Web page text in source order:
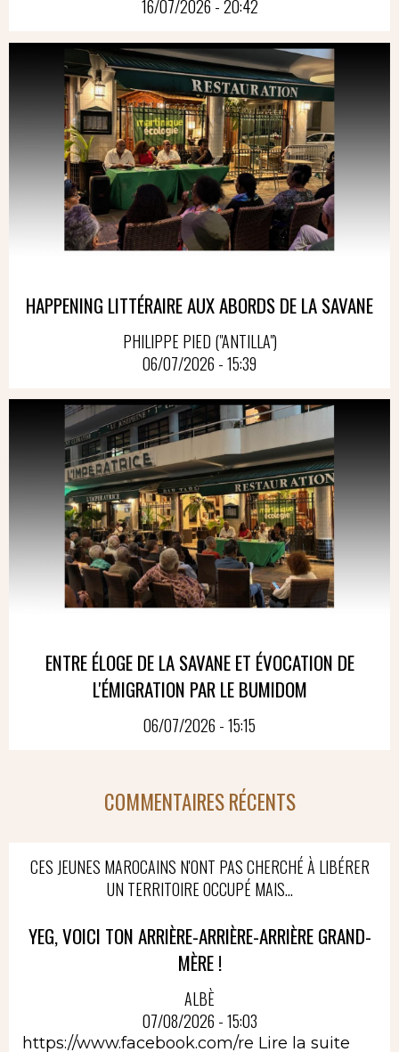
16/07/2026 - 20:42
HAPPENING LITTÉRAIRE AUX ABORDS DE LA SAVANE
PHILIPPE PIED ("ANTILLA")
06/07/2026 - 15:39
ENTRE ÉLOGE DE LA SAVANE ET ÉVOCATION DE
L'ÉMIGRATION PAR LE BUMIDOM
06/07/2026 - 15:15
COMMENTAIRES RÉCENTS
CES JEUNES MAROCAINS N'ONT PAS CHERCHÉ À LIBÉRER
UN TERRITOIRE OCCUPÉ MAIS...
YEG, VOICI TON ARRIÈRE-ARRIÈRE-ARRIÈRE GRAND-
MÈRE !
ALBÈ
07/08/2026 - 15:03
https://www.facebook.com/re Lire la suite